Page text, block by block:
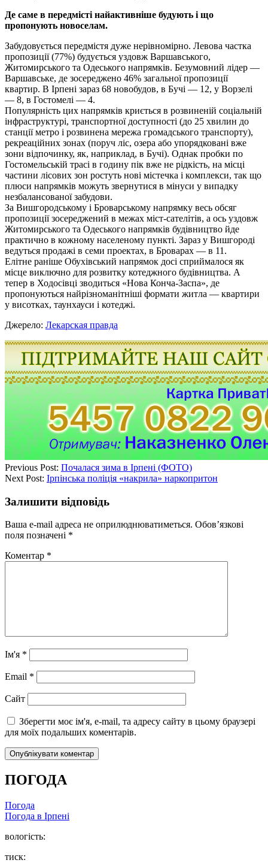
Де саме в передмісті найактивніше будують і що
пропонують новоселам.
Забудовується передмістя дуже нерівномірно. Левова частка
пропозиції (77%) будується уздовж Варшавського,
Житомирського та Одеського напрямків. Безумовний лідер —
Варшавське, де зосереджено 46% загальної пропозиції
квартир. В Ірпені зараз 68 новобудов, в Бучі — 12, у Ворзелі
— 8, в Гостомелі — 4.
Популярність цих напрямків криється в розвиненій соціальній
інфраструктурі, транспортної доступності (до 25 хвилин до
станції метро і розвинена мережа громадського транспорту),
рекреаційних зонах (поруч ліс, озера або упорядковані вже
зони відпочинку, як, наприклад, в Бучі). Однак пробки по
Гостомельській трасі в годину пік вже не рідкість, на місці
частини лісових зон ростуть нові містечка і комплекси, так що
плюси напрямків можуть звернутися в мінуси у випадку
незбалансованої забудови.
За Вишгородському і Броварському напрямку весь обсяг
пропозиції зосереджений в межах міст-сателітів, а ось уздовж
Житомирського та Одеського напрямків будівництво йде
практично в кожному населеному пункті. Зараз у Вишгороді
ведуться продажі в семи проектах, в Броварах — в 11.
Елітне раніше Обухівський напрямок досі сприймалося як
місце виключно для розвитку котеджного будівництва. А
тепер в Ходосівці зводиться «Нова Конча-Заспа», де
пропонуються найрізноманітніші формати житла — квартири
у висотках, таунхауси і котеджі.
Джерело: Лекарская правда
Previous Post: Почалася зима в Ірпені (ФОТО)
Next Post: Ірпінська поліція «накрила» наркопритон
Залишити відповідь
Ваша e-mail адреса не оприлюднюватиметься. Обов’язкові
поля позначені *
Коментар *
Ім'я *
Email *
Сайт
Зберегти моє ім'я, e-mail, та адресу сайту в цьому браузері
для моїх подальших коментарів.
ПОГОДА
Погода
Погода в Ірпені
вологість:
тиск: